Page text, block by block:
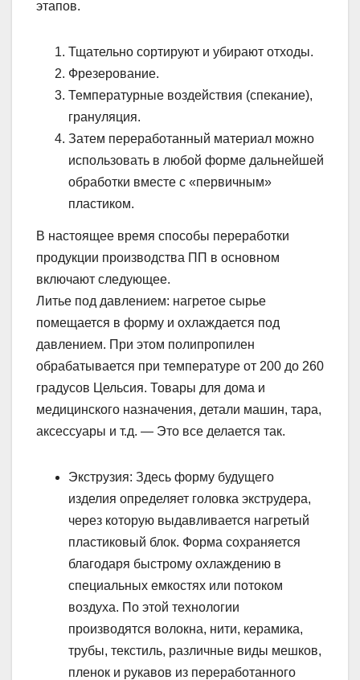
этапов.
Тщательно сортируют и убирают отходы.
Фрезерование.
Температурные воздействия (спекание),
грануляция.
Затем переработанный материал можно
использовать в любой форме дальнейшей
обработки вместе с «первичным»
пластиком.
В настоящее время способы переработки
продукции производства ПП в основном
включают следующее.
Литье под давлением: нагретое сырье
помещается в форму и охлаждается под
давлением. При этом полипропилен
обрабатывается при температуре от 200 до 260
градусов Цельсия. Товары для дома и
медицинского назначения, детали машин, тара,
аксессуары и т.д. — Это все делается так.
Экструзия: Здесь форму будущего
изделия определяет головка экструдера,
через которую выдавливается нагретый
пластиковый блок. Форма сохраняется
благодаря быстрому охлаждению в
специальных емкостях или потоком
воздуха. По этой технологии
производятся волокна, нити, керамика,
трубы, текстиль, различные виды мешков,
пленок и рукавов из переработанного